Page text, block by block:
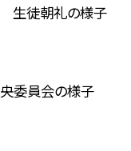
生徒朝礼の様子
委員会の様子